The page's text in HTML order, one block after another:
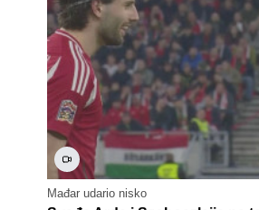
Mađar udario nisko